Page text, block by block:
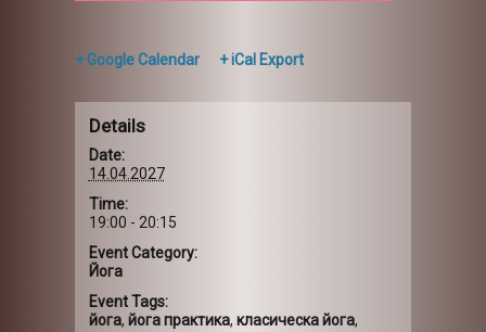
+ Google Calendar + iCal Export
Details
Date:
14.04.2027
Time:
19:00 - 20:15
Event Category:
Йога
Event Tags:
йога, йога практика, класическа йога,